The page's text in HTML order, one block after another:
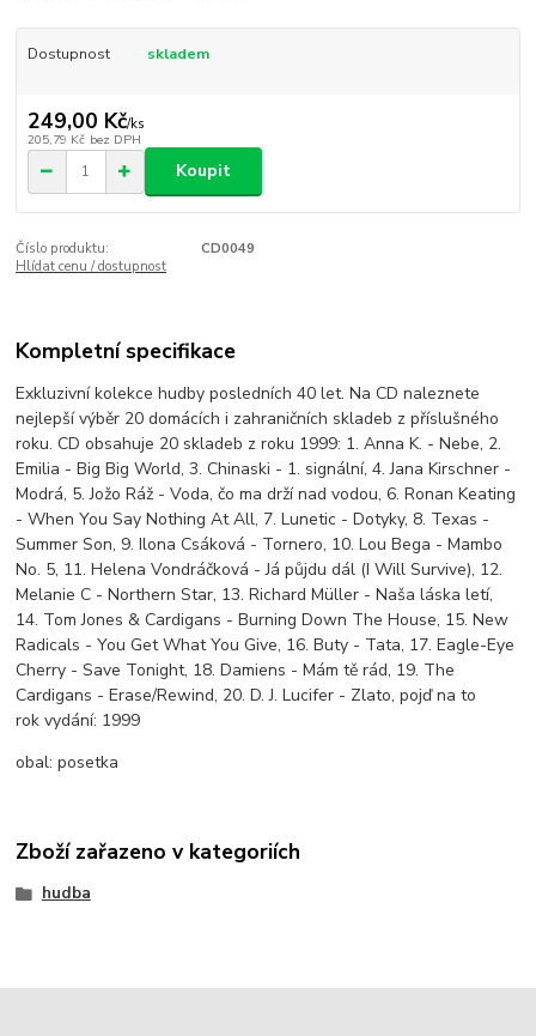
Dostupnost skladem
249,00 Kč/ks
205,79 Kč bez DPH
Koupit
Číslo produktu:
CD0049
Hlídat cenu / dostupnost
Kompletní specifikace
Exkluzivní kolekce hudby posledních 40 let. Na CD naleznete
nejlepší výběr 20 domácích i zahraničních skladeb z příslušného
roku. CD obsahuje 20 skladeb z roku 1999: 1. Anna K. - Nebe, 2.
Emilia - Big Big World, 3. Chinaski - 1. signální, 4. Jana Kirschner -
Modrá, 5. Jožo Ráž - Voda, čo ma drží nad vodou, 6. Ronan Keating
- When You Say Nothing At All, 7. Lunetic - Dotyky, 8. Texas -
Summer Son, 9. Ilona Csáková - Tornero, 10. Lou Bega - Mambo
No. 5, 11. Helena Vondráčková - Já půjdu dál (I Will Survive), 12.
Melanie C - Northern Star, 13. Richard Müller - Naša láska letí,
14. Tom Jones & Cardigans - Burning Down The House, 15. New
Radicals - You Get What You Give, 16. Buty - Tata, 17. Eagle-Eye
Cherry - Save Tonight, 18. Damiens - Mám tě rád, 19. The
Cardigans - Erase/Rewind, 20. D. J. Lucifer - Zlato, pojď na to
rok vydání: 1999
obal: posetka
Zboží zařazeno v kategoriích
hudba